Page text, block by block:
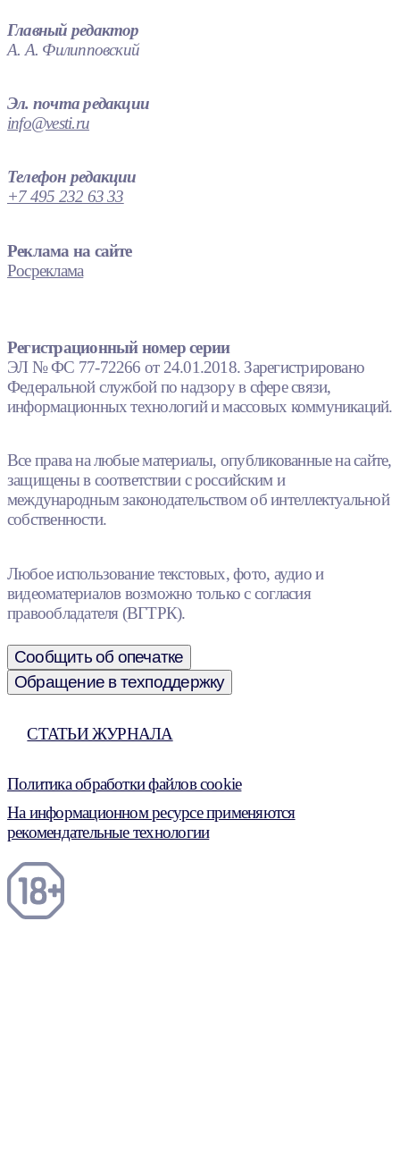
Главный редактор
А. А. Филипповский
Эл. почта редакции
info@vesti.ru
Телефон редакции
+7 495 232 63 33
Реклама на сайте
Росреклама
Регистрационный номер серии
ЭЛ № ФС 77-72266 от 24.01.2018. Зарегистрировано
Федеральной службой по надзору в сфере связи,
информационных технологий и массовых коммуникаций.
Все права на любые материалы, опубликованные на сайте,
защищены в соответствии с российским и
международным законодательством об интеллектуальной
собственности.
Любое использование текстовых, фото, аудио и
видеоматериалов возможно только с согласия
правообладателя (ВГТРК).
Сообщить об опечатке
Обращение в техподдержку
СТАТЬИ ЖУРНАЛА
Политика обработки файлов cookie
На информационном ресурсе применяются
рекомендательные технологии